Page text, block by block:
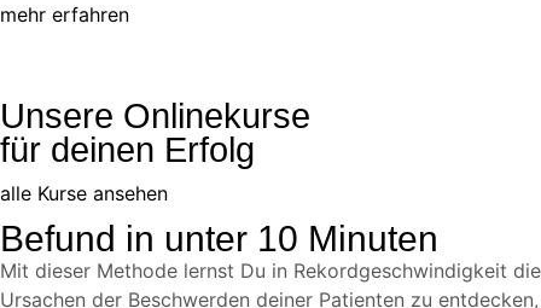
mehr erfahren
Unsere Onlinekurse
für deinen Erfolg
alle Kurse ansehen
Befund in unter 10 Minuten
Mit dieser Methode lernst Du in Rekordgeschwindigkeit die
Ursachen der Beschwerden deiner Patienten zu entdecken,